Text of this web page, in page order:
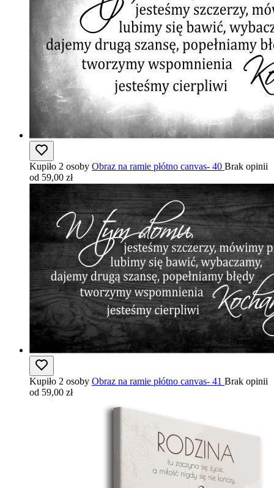
Kupiło 2 osoby Obraz na ramie płótno canvas- 40 Brak opinii
od 59,00 zł
Kupiło 2 osoby Obraz na ramie płótno canvas- 41 Brak opinii
od 59,00 zł